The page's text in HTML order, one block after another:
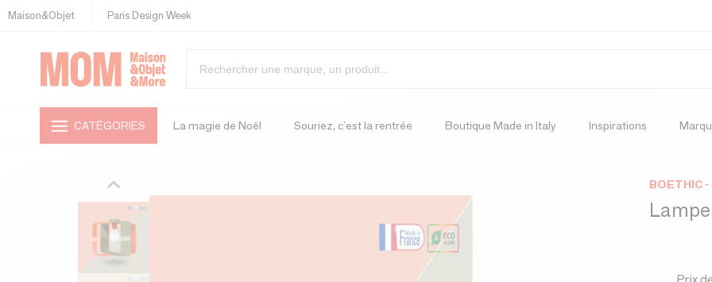
Maison&Objet Paris Design Week
CATÉGORIES La magie de Noël Souriez, c'est la rentrée Boutique Made in Italy Inspirations
BOETHIC